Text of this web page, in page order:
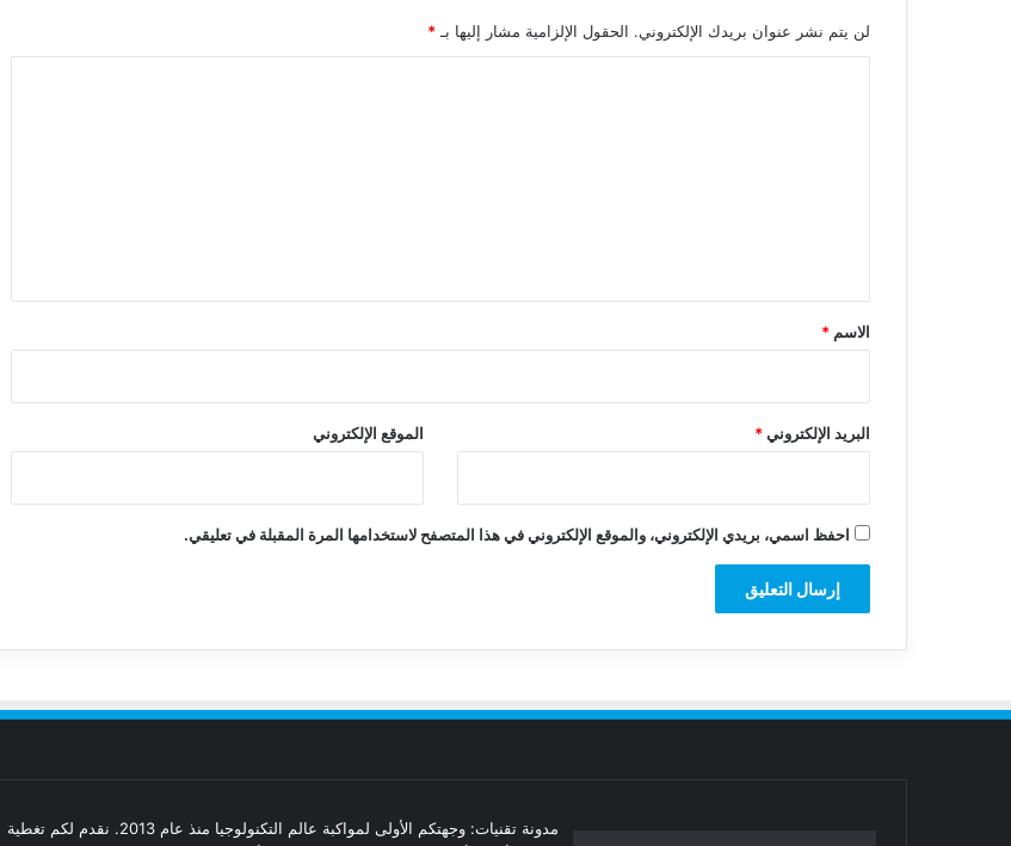
لن يتم نشر عنوان بريدك الإلكتروني. الحقول الإلزامية مشار إليها بـ *
*
الاسم *
البريد الإلكتروني* الموقع الإلكتروني
احفظ اسمي، بريدي الإلكتروني، والموقع الإلكتروني في هذا المتصفح لاستخدامها المرة المقبلة في تعليقي.
مدونة تقنيات: وجهتكم الأولى لمواكبة عالم التكنولوجيا منذ عام 2013. نقدم لكم تغطية